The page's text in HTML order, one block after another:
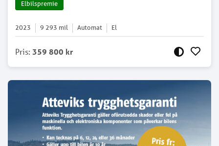
Elbilspremie
2023 9 293 mil Automat El
Pris: 359 800 kr